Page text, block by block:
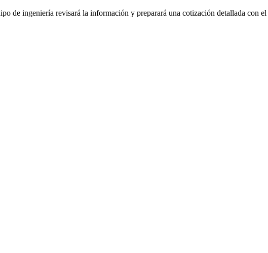
de ingeniería revisará la información y preparará una cotización detallada con el